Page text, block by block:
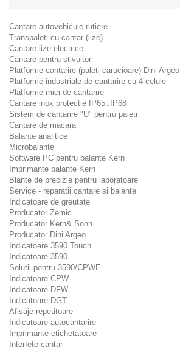
Cantare autovehicule rutiere
Transpaleti cu cantar (lize)
Cantare lize electrice
Cantare pentru stivuitor
Platforme cantarire (paleti-carucioare) Dini Argeo
Platforme industriale de cantarire cu 4 celule
Platforme mici de cantarire
Cantare inox protectie IP65..IP68
Sistem de cantarire "U" pentru paleti
Cantare de macara
Balante analitice
Microbalante
Software PC pentru balante Kern
Imprimante balante Kern
Blante de precizie pentru laboratoare
Service - reparatii cantare si balante
Indicatoare de greutate
Producator Zemic
Producator Kern& Sohn
Producator Dini Argeo
Indicatoare 3590 Touch
Indicatoare 3590
Solutii pentru 3590/CPWE
Indicatoare CPW
Indicatoare DFW
Indicatoare DGT
Afisaje repetitoare
Indicatoare autocantarire
Imprimante etichetatoare
Interfete cantar